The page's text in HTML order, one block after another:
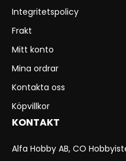
Integritetspolicy
Frakt
Mitt konto
Mina ordrar
Kontakta oss
Köpvillkor
KONTAKT
Alfa Hobby AB, CO